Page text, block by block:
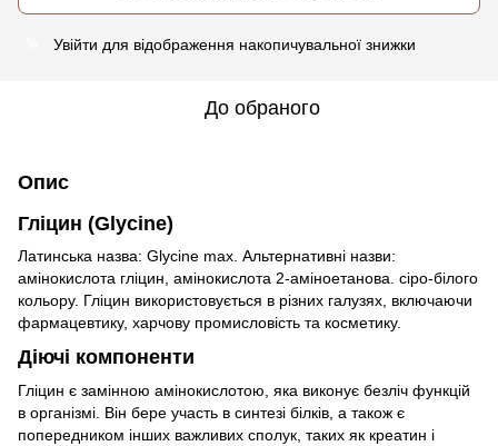
Увійти для відображення накопичувальної знижки
До обраного
Опис
Гліцин (Glycine)
Латинська назва: Glycine max. Альтернативні назви:
амінокислота гліцин, амінокислота 2-аміноетанова. сіро-білого
кольору. Гліцин використовується в різних галузях, включаючи
фармацевтику, харчову промисловість та косметику.
Діючі компоненти
Гліцин є замінною амінокислотою, яка виконує безліч функцій
в організмі. Він бере участь в синтезі білків, а також є
попередником інших важливих сполук, таких як креатин і